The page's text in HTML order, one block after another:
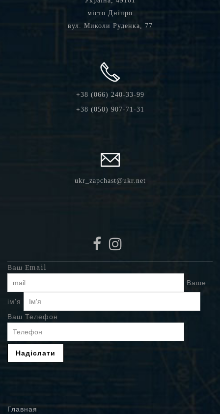
місто Дніпро
вул. Миколи Руденка, 77
+38 (066) 240-33-99
+38 (050) 907-71-31
ukr_zapchast@ukr.net
Ваш Email
Ваше
ім'я
Ваш Телефон
Главная